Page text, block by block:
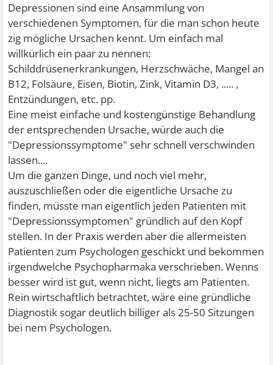
Depressionen sind eine Ansammlung von
verschiedenen Symptomen, für die man schon heute
zig mögliche Ursachen kennt. Um einfach mal
willkürlich ein paar zu nennen:
Schilddrüsenerkrankungen, Herzschwäche, Mangel an
B12, Folsäure, Eisen, Biotin, Zink, Vitamin D3, ..... ,
Entzündungen, etc. pp.
Eine meist einfache und kostengünstige Behandlung
der entsprechenden Ursache, würde auch die
"Depressionssymptome" sehr schnell verschwinden
lassen....
Um die ganzen Dinge, und noch viel mehr,
auszuschließen oder die eigentliche Ursache zu
finden, müsste man eigentlich jeden Patienten mit
"Depressionssymptomen" gründlich auf den Kopf
stellen. In der Praxis werden aber die allermeisten
Patienten zum Psychologen geschickt und bekommen
irgendwelche Psychopharmaka verschrieben. Wenns
besser wird ist gut, wenn nicht, liegts am Patienten.
Rein wirtschaftlich betrachtet, wäre eine gründliche
Diagnostik sogar deutlich billiger als 25-50 Sitzungen
bei nem Psychologen.